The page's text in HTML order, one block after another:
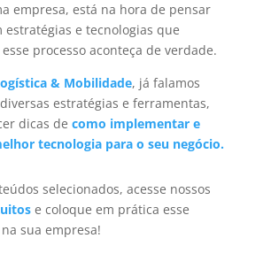
empresa, está na hora de pensar
estratégias e tecnologias que
processo aconteça de verdade.
& Mobilidade, já falamos
estratégias e ferramentas,
dicas de como implementar e
tecnologia para o seu negócio.
selecionados, acesse nossos
e coloque em prática esse
sua empresa!